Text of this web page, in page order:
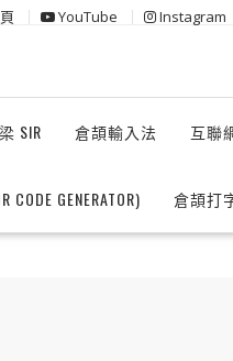
YouTube Instagram
SIR 倉頡輸入法 互聯
GENERATOR) 倉頡打